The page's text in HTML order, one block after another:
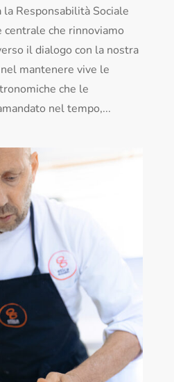
Responsabilità Sociale
centrale che rinnoviamo
il dialogo con la nostra
mantenere vive le
che le
nel tempo,...